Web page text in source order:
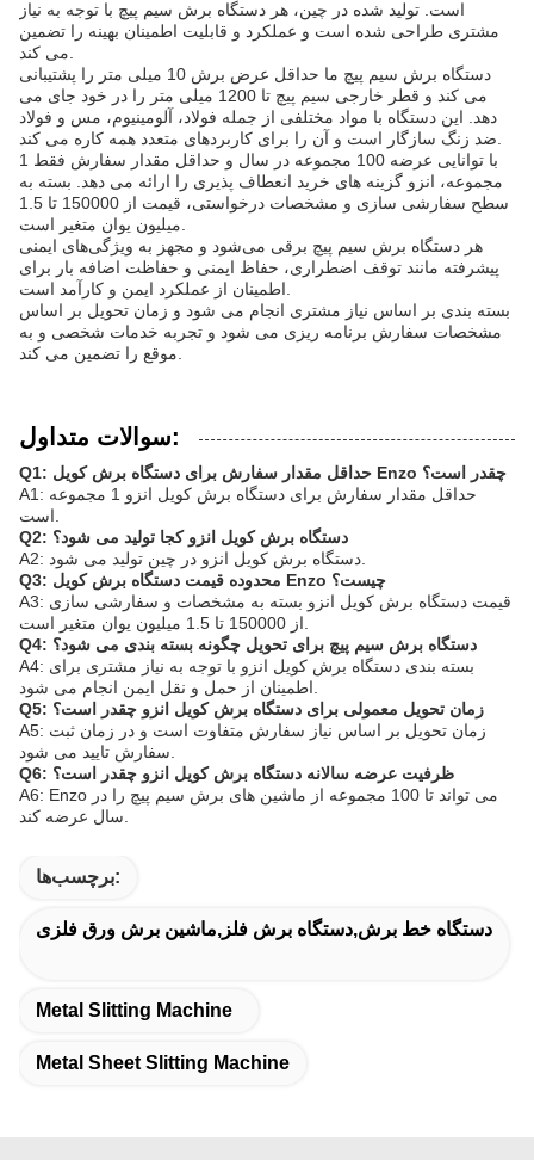
است. تولید شده در چین، هر دستگاه برش سیم پیچ با توجه به نیاز
مشتری طراحی شده است و عملکرد و قابلیت اطمینان بهینه را تضمین
دستگاه برش سیم پیچ ما حداقل عرض برش 10 میلی متر را پشتیبانی
می کند و قطر خارجی سیم پیچ تا 1200 میلی متر را در خود جای می
دهد. این دستگاه با مواد مختلفی از جمله فولاد، آلومینیوم، مس و فولاد
با توانایی عرضه 100 مجموعه در سال و حداقل مقدار سفارش فقط 1
مجموعه، انزو گزینه های خرید انعطاف پذیری را ارائه می دهد. بسته به
سطح سفارشی سازی و مشخصات درخواستی، قیمت از 150000 تا 1.5
هر دستگاه برش سیم پیچ برقی می‌شود و مجهز به ویژگی‌های ایمنی
پیشرفته مانند توقف اضطراری، حفاظ ایمنی و حفاظت اضافه بار برای
بسته بندی بر اساس نیاز مشتری انجام می شود و زمان تحویل بر اساس
مشخصات سفارش برنامه ریزی می شود و تجربه خدمات شخصی و به
سوالات متداول:
Q1: حداقل مقدار سفارش برای دستگاه برش کویل Enzo چقدر است؟
A1: حداقل مقدار سفارش برای دستگاه برش کویل انزو 1 مجموعه
Q2: دستگاه برش کویل انزو کجا تولید می شود؟
Q3: محدوده قیمت دستگاه برش کویل Enzo چیست؟
A3: قیمت دستگاه برش کویل انزو بسته به مشخصات و سفارشی سازی
Q4: دستگاه برش سیم پیچ برای تحویل چگونه بسته بندی می شود؟
A4: بسته بندی دستگاه برش کویل انزو با توجه به نیاز مشتری برای
Q5: زمان تحویل معمولی برای دستگاه برش کویل انزو چقدر است؟
A5: زمان تحویل بر اساس نیاز سفارش متفاوت است و در زمان ثبت
Q6: ظرفیت عرضه سالانه دستگاه برش کویل انزو چقدر است؟
A6: Enzo می تواند تا 100 مجموعه از ماشین های برش سیم پیچ را در
برچسب‌ها:
دستگاه خط برش,دستگاه برش فلز,ماشین برش ورق فلزی
Metal Slitting Machine
Metal Sheet Slitting Machine